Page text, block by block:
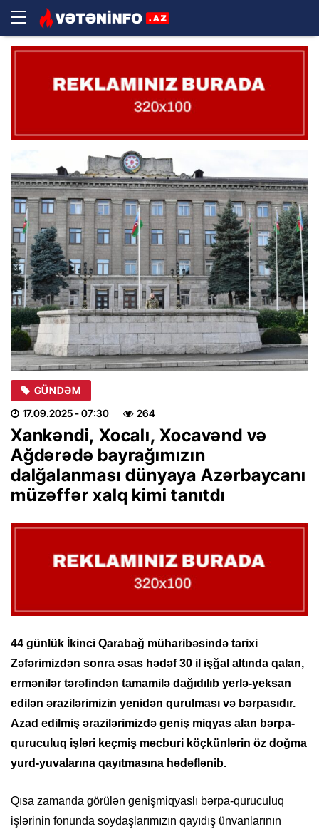
GÜNDƏM
17.09.2025- 07:30 264
Xankəndi, Xocalı, Xocavənd və
Ağdərədə bayrağımızın
dalğalanması dünyaya Azərbaycanı
müzəffər xalq kimi tanıtdı
44 günlük İkinci Qarabağ müharibəsində tarixi
Zəfərimizdən sonra əsas hədəf 30 il işğal altında qalan,
ermənilər tərəfindən tamamilə dağıdılıb yerlə-yeksan
edilən ərazilərimizin yenidən qurulması və bərpasıdır.
Azad edilmiş ərazilərimizdə geniş miqyas alan bərpa-
quruculuq işləri keçmiş məcburi köçkünlərin öz doğma
yurd-yuvalarına qayıtmasına hədəflənib.
Qısa zamanda görülən genişmiqyaslı bərpa-quruculuq
işlərinin fonunda soydaşlarımızın qayıdış ünvanlarının